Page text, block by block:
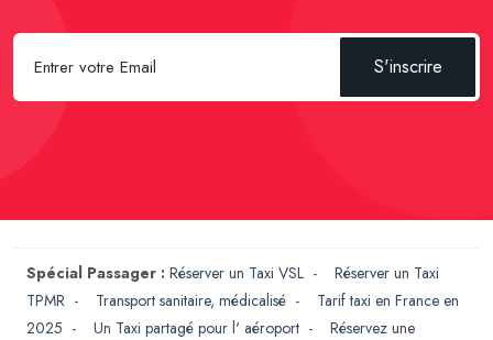
S'inscrire
Spécial Passager : Réserver un Taxi VSL - Réserver un Taxi
TPMR - Transport sanitaire, médicalisé - Tarif taxi en France en
2025 - Un Taxi partagé pour l' aéroport - Réservez une